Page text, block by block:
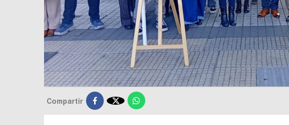
Compartir 